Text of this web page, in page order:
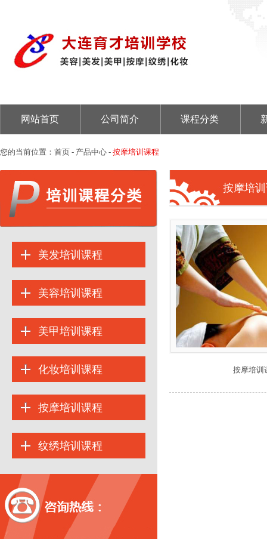
网站首页 公司简介 课程分类
您的当前位置： 首页 - 产品中心 - 按摩培训课程
美发培训课程
美容培训课程
美甲培训课程
化妆培训课程
按摩培训课程
纹绣培训课程
按摩培
按摩培训